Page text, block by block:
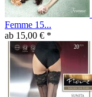
Femme 15...
ab 15,00 € *